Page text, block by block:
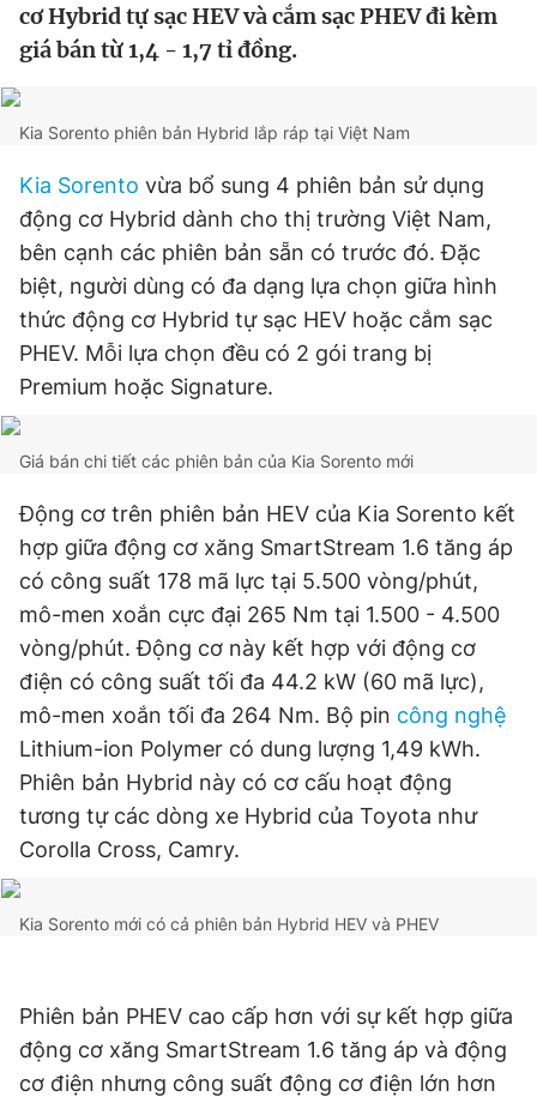
Video Magazine
Sản phẩm khác
Tiện ích Bạn cần biết
Thông tin tòa soạn Liên hệ quảng cáo
Đọc Thanh Niên trên điện thoại
Theo dõi báo trên
Hotline
0906 645 777
Liên hệ quảng cáo
0908 780 404
Đặt báo Quảng cáo RSS Tòa soạn Chính sách bảo
Tổng biên tập: Nguyễn Ngọc Toàn
Phó tổng biên tập thường trực: Hải Thành
Phó tổng biên tập: Lâm Hiếu Dũng
Phó tổng biên tập: Trần Việt Hưng
Giấy phép xuất bản số 110/GP - BTTTT cấp ngày 24.3.2020
cơ Hybrid tự sạc HEV và cắm sạc PHEV đi kèm
giá bán từ 1,4 - 1,7 tỉ đồng.
Kia Sorento phiên bản Hybrid lắp ráp tại Việt Nam
Kia Sorento vừa bổ sung 4 phiên bản sử dụng
động cơ Hybrid dành cho thị trường Việt Nam,
bên cạnh các phiên bản sẵn có trước đó. Đặc
biệt, người dùng có đa dạng lựa chọn giữa hình
thức động cơ Hybrid tự sạc HEV hoặc cắm sạc
PHEV. Mỗi lựa chọn đều có 2 gói trang bị
Premium hoặc Signature.
Giá bán chi tiết các phiên bản của Kia Sorento mới
Động cơ trên phiên bản HEV của Kia Sorento kết
hợp giữa động cơ xăng SmartStream 1.6 tăng áp
có công suất 178 mã lực tại 5.500 vòng/phút,
mô-men xoắn cực đại 265 Nm tại 1.500 - 4.500
vòng/phút. Động cơ này kết hợp với động cơ
điện có công suất tối đa 44.2 kW (60 mã lực),
mô-men xoắn tối đa 264 Nm. Bộ pin công nghệ
Lithium-ion Polymer có dung lượng 1,49 kWh.
Phiên bản Hybrid này có cơ cấu hoạt động
tương tự các dòng xe Hybrid của Toyota như
Corolla Cross, Camry.
Kia Sorento mới có cả phiên bản Hybrid HEV và PHEV
Phiên bản PHEV cao cấp hơn với sự kết hợp giữa
động cơ xăng SmartStream 1.6 tăng áp và động
cơ điện nhưng công suất động cơ điện lớn hơn